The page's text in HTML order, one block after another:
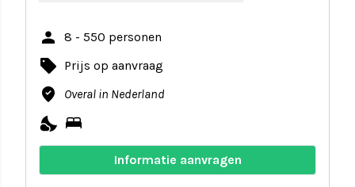
person 8 - 550 personen
local_offer Prijs op aanvraag
where_to_vote Overal in Nederland
nights_stay bed
Informatie aanvragen